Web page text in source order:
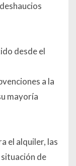
desde el
a la
mayoría
el alquiler, las
de